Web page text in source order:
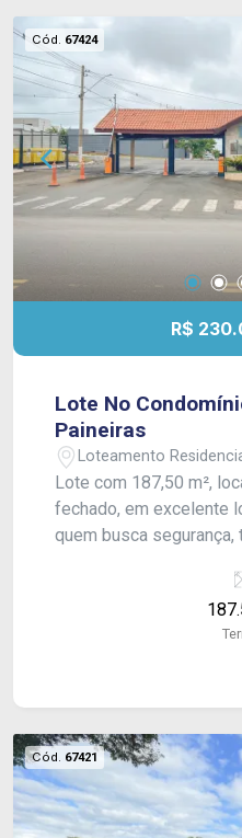
Cód. 67424
R$
Lote No
Paineiras
Loteamento
Itapetininga/SP
Lote com 187,50 m²,
fechado, em excelente
quem busca
residencial. O
organizado e
e bem-estar aos
Cód. 67421